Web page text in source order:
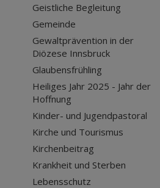
Geistliche Begleitung
Gemeinde
Gewaltprävention in der
Diözese Innsbruck
Glaubensfrühling
Heiliges Jahr 2025 - Jahr der
Hoffnung
Kinder- und Jugendpastoral
Kirche und Tourismus
Kirchenbeitrag
Krankheit und Sterben
Lebensschutz